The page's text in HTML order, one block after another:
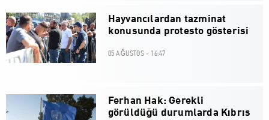
Hayvancılardan tazminat
konusunda protesto gösterisi
05 AĞUSTOS - 16:47
Ferhan Hak: Gerekli
görüldüğü durumlarda Kıbrıs